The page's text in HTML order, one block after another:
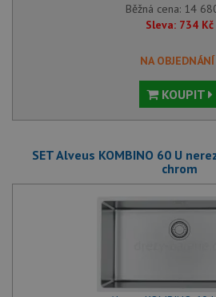
Běžná cena: 14
Sleva: 734 Kč
NA OBJEDNÁNÍ
KOUPIT
SET Alveus KOMBINO 60 U
chrom